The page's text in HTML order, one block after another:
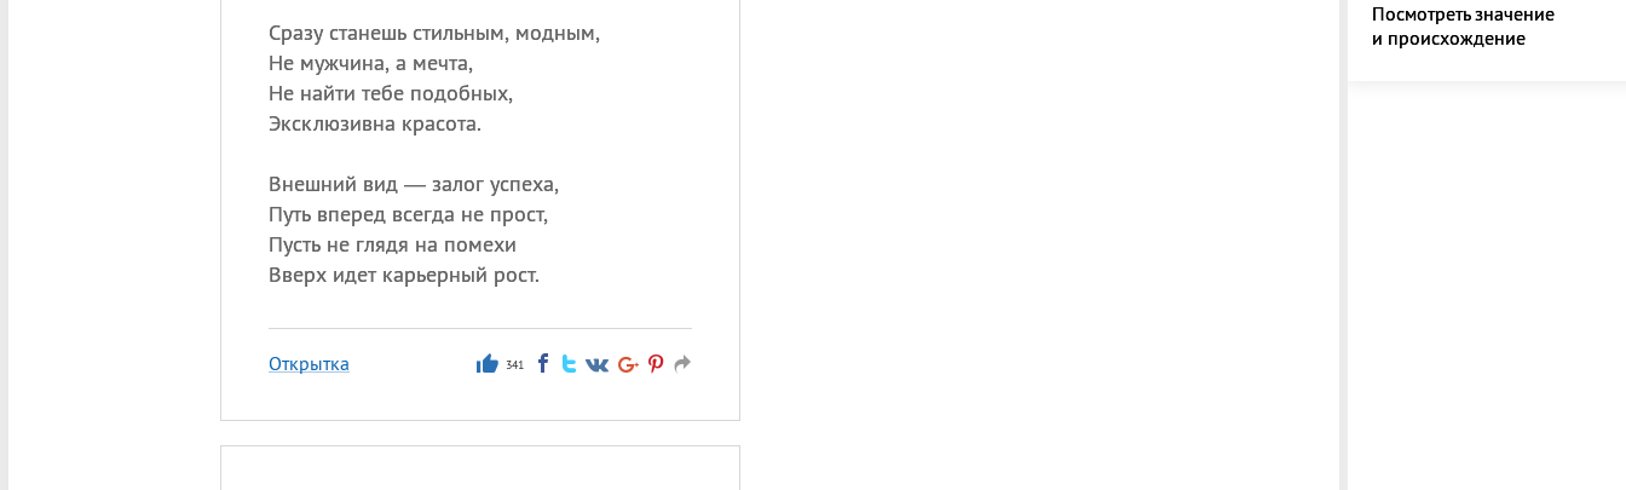
Сразу станешь стильным, модным,
Не мужчина, а мечта,
Не найти тебе подобных,
Эксклюзивна красота.
Внешний вид — залог успеха,
Путь вперед всегда не прост,
Пусть не глядя на помехи
Вверх идет карьерный рост.
Открытка 341
Посмотреть значение
и происхождение